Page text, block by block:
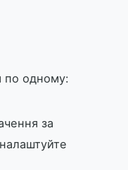
по одному:
за